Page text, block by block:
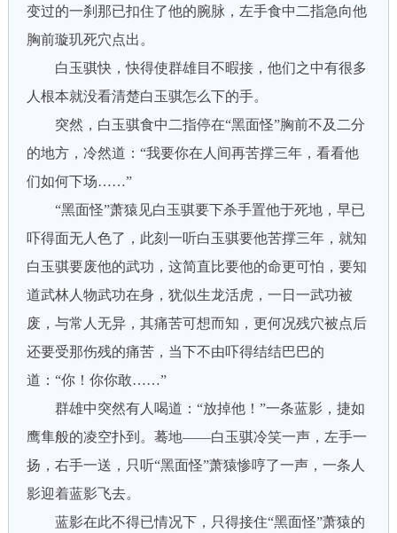
变过的一刹那已扣住了他的腕脉，左手食中二指急向他
胸前璇玑死穴点出。
白玉骐快，快得使群雄目不暇接，他们之中有很多
人根本就没看清楚白玉骐怎么下的手。
突然，白玉骐食中二指停在“黑面怪”胸前不及二分
的地方，冷然道：“我要你在人间再苦撑三年，看看他
们如何下场……”
“黑面怪”萧猿见白玉骐要下杀手置他于死地，早已
吓得面无人色了，此刻一听白玉骐要他苦撑三年，就知
白玉骐要废他的武功，这简直比要他的命更可怕，要知
道武林人物武功在身，犹似生龙活虎，一日一武功被
废，与常人无异，其痛苦可想而知，更何况残穴被点后
还要受那伤残的痛苦，当下不由吓得结结巴巴的
道：“你！你你敢……”
群雄中突然有人喝道：“放掉他！”一条蓝影，捷如
鹰隼般的凌空扑到。蓦地——白玉骐冷笑一声，左手一
扬，右手一送，只听“黑面怪”萧猿惨哼了一声，一条人
影迎着蓝影飞去。
蓝影在此不得已情况下，只得接住“黑面怪”萧猿的